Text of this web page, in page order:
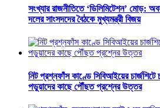
সংখ্যার রাজনীতিতে ‘ডিলিমিটেশন’ মোড়:
দলের সাংসদদের বৈঠকে মুখ্যমন্ত্রী বিজয়
নিট প্রশ্নফাঁস কাণ্ডে সিবিআইয়ের
পড়ুয়াদের কাছে পৌঁছত প্রশ্নের উত্তর